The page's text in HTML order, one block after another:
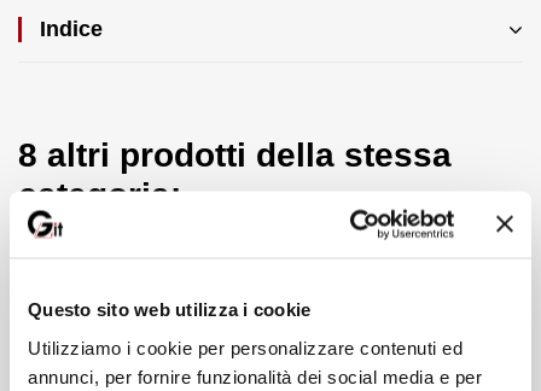
Questo sito web utilizza i cookie
Utilizziamo i cookie per personalizzare contenuti ed
annunci, per fornire funzionalità dei social media e per
della Corte dei Conti e dei TAR, Professori universitari e
Avvocati, Ingegneri e Tecnici, Dirigenti pubblici e Funzionari.
commenti costantemente aggiornati.
Il lavoro è stato coordinato da un comitato scientifico costituito
dalla curatrice Rosamaria Berloco e da Giampaolo Austa,
Aurora Donato, Marica De Angelis, Pietro Falcicchio e Vincenzo
AUTORI
UMBERTO REALFONZO
Indice
8 altri prodotti della stessa
categoria: